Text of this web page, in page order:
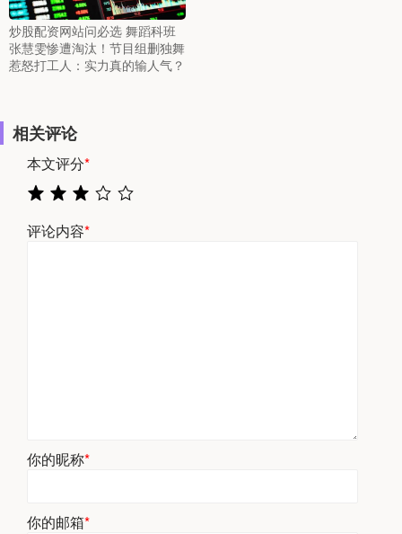
炒股配资网站问必选 舞蹈科班
张慧雯惨遭淘汰！节目组删独舞
惹怒打工人：实力真的输人气？
相关评论
本文评分*
评论内容*
你的昵称*
你的邮箱*